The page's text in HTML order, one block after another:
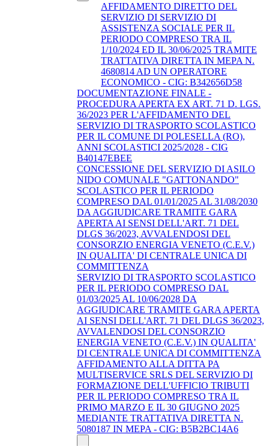
AFFIDAMENTO DIRETTO DEL
SERVIZIO DI SERVIZIO DI
ASSISTENZA SOCIALE PER IL
PERIODO COMPRESO TRA IL
1/10/2024 ED IL 30/06/2025 TRAMITE
TRATTATIVA DIRETTA IN MEPA N.
4680814 AD UN OPERATORE
ECONOMICO - CIG: B342656D58
DOCUMENTAZIONE FINALE -
PROCEDURA APERTA EX ART. 71 D. LGS.
36/2023 PER L'AFFIDAMENTO DEL
SERVIZIO DI TRASPORTO SCOLASTICO
PER IL COMUNE DI POLESELLA (RO),
ANNI SCOLASTICI 2025/2028 - CIG
B40147EBEE
CONCESSIONE DEL SERVIZIO DI ASILO
NIDO COMUNALE "GATTONANDO"
SCOLASTICO PER IL PERIODO
COMPRESO DAL 01/01/2025 AL 31/08/2030
DA AGGIUDICARE TRAMITE GARA
APERTA AI SENSI DELL'ART. 71 DEL
DLGS 36/2023, AVVALENDOSI DEL
CONSORZIO ENERGIA VENETO (C.E.V.)
IN QUALITA' DI CENTRALE UNICA DI
COMMITTENZA
SERVIZIO DI TRASPORTO SCOLASTICO
PER IL PERIODO COMPRESO DAL
01/03/2025 AL 10/06/2028 DA
AGGIUDICARE TRAMITE GARA APERTA
AI SENSI DELL'ART. 71 DEL DLGS 36/2023,
AVVALENDOSI DEL CONSORZIO
ENERGIA VENETO (C.E.V.) IN QUALITA'
DI CENTRALE UNICA DI COMMITTENZA
AFFIDAMENTO ALLA DITTA PA
MULTISERVICE SRLS DEL SERVIZIO DI
FORMAZIONE DELL'UFFICIO TRIBUTI
PER IL PERIODO COMPRESO TRA IL
PRIMO MARZO E IL 30 GIUGNO 2025
MEDIANTE TRATTATIVA DIRETTA N.
5080187 IN MEPA - CIG: B5B2BC14A6